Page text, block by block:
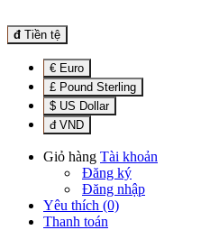
đ Tiền tệ
€ Euro
£ Pound Sterling
$ US Dollar
đ VND
Giỏ hàng Tài khoản
Đăng ký
Đăng nhập
Yêu thích (0)
Thanh toán